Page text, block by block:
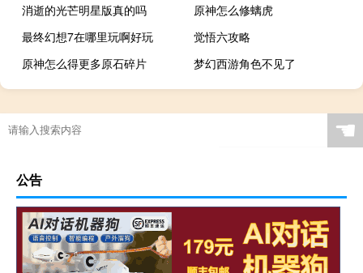
消逝的光芒明星版真的吗
原神怎么修螭虎
最终幻想7在哪里玩啊好玩
觉悟六攻略
原神怎么得更多原石碎片
梦幻西游角色不见了
☚
公告